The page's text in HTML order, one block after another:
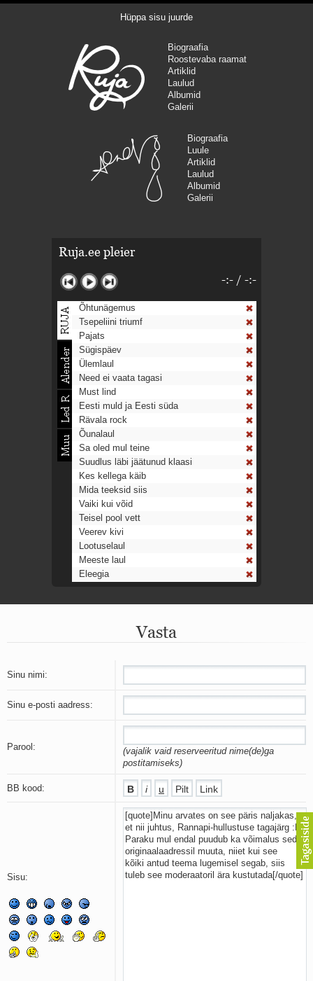
Hüppa sisu juurde
Biograafia
Roostevaba raamat
Artiklid
Laulud
Albumid
Galerii
Biograafia
Luule
Artiklid
Laulud
Albumid
Galerii
Ruja.ee pleier
-:- / -:-
Õhtunägemus
Tsepeliini triumf
Pajats
Sügispäev
Ülemlaul
Need ei vaata tagasi
Must lind
Eesti muld ja Eesti süda
Rävala rock
Õunalaul
Sa oled mul teine
Suudlus läbi jäätunud klaasi
Kes kellega käib
Mida teeksid siis
Vaiki kui võid
Teisel pool vett
Veerev kivi
Lootuselaul
Meeste laul
Eleegia
Ahtumine
Mu isamaa on minu arm
Ih-ih-hii ja ah-ah-haa
Päikeselapsed
Laul võimalusest
Nii vaikseks kõik on jäänud
Mis saab sellest loomusevalust
Avanemine
Põhi, lõuna, ida, lääs
Elupõline kaja
Kassimäng
Läänemere lained
Üle müüri
Valgusemaastikud
Vasta
Sinu nimi:
Sinu e-posti aadress:
Parool:
(vajalik vaid reserveeritud nime(de)ga
postitamiseks)
BB kood:
Sisu: